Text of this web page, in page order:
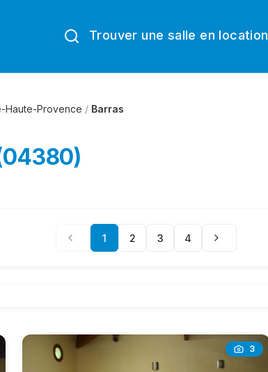
Trouver une salle en location
Haute-Provence / Barras
1 2 3 4
3